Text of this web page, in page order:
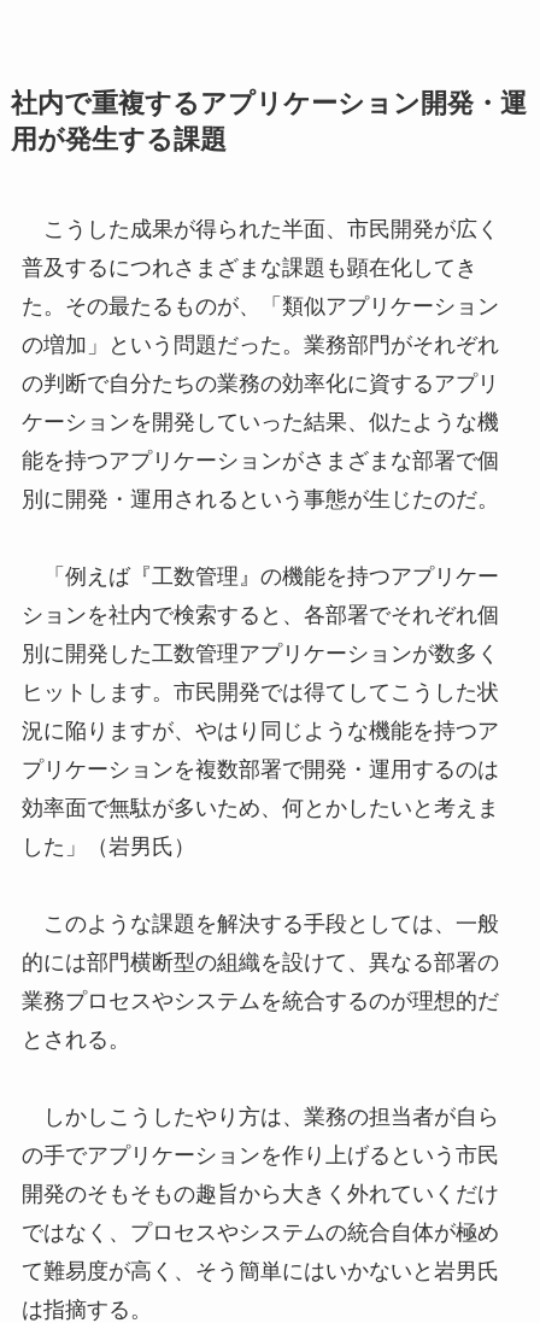
社内で重複するアプリケーション開発・運
用が発生する課題
こうした成果が得られた半面、市民開発が広く
普及するにつれさまざまな課題も顕在化してき
た。その最たるものが、「類似アプリケーション
の増加」という問題だった。業務部門がそれぞれ
の判断で自分たちの業務の効率化に資するアプリ
ケーションを開発していった結果、似たような機
能を持つアプリケーションがさまざまな部署で個
別に開発・運用されるという事態が生じたのだ。
「例えば『工数管理』の機能を持つアプリケー
ションを社内で検索すると、各部署でそれぞれ個
別に開発した工数管理アプリケーションが数多く
ヒットします。市民開発では得てしてこうした状
況に陥りますが、やはり同じような機能を持つア
プリケーションを複数部署で開発・運用するのは
効率面で無駄が多いため、何とかしたいと考えま
した」（岩男氏）
このような課題を解決する手段としては、一般
的には部門横断型の組織を設けて、異なる部署の
業務プロセスやシステムを統合するのが理想的だ
とされる。
しかしこうしたやり方は、業務の担当者が自ら
の手でアプリケーションを作り上げるという市民
開発のそもそもの趣旨から大きく外れていくだけ
ではなく、プロセスやシステムの統合自体が極め
て難易度が高く、そう簡単にはいかないと岩男氏
は指摘する。